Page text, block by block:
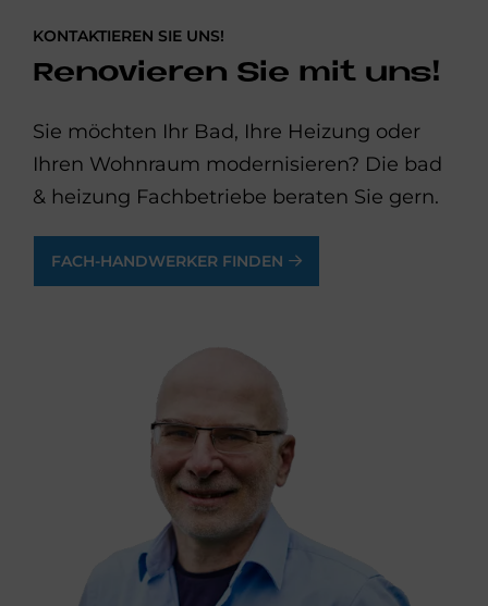
KONTAKTIEREN SIE UNS!
Renovieren Sie mit uns!
Sie möchten Ihr Bad, Ihre Heizung oder
Ihren Wohnraum modernisieren? Die bad
& heizung Fachbetriebe beraten Sie gern.
FACH-HANDWERKER FINDEN